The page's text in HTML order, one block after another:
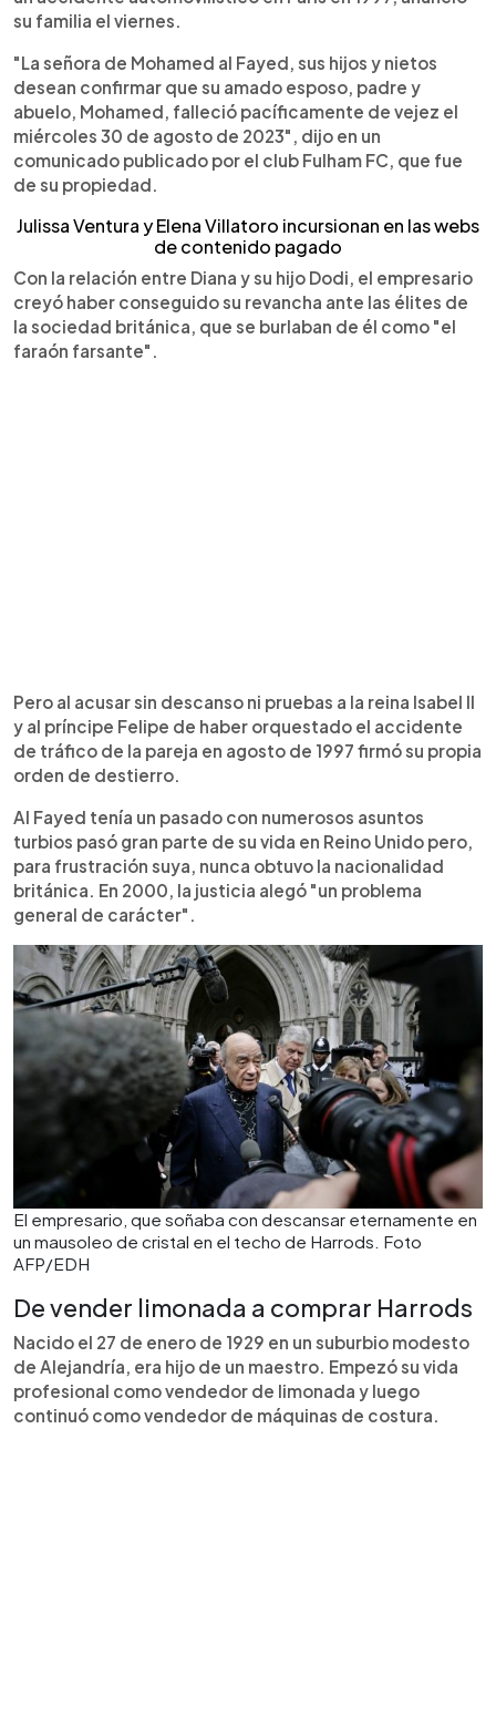
su familia el viernes.
"La señora de Mohamed al Fayed, sus hijos y nietos
desean confirmar que su amado esposo, padre y
abuelo, Mohamed, falleció pacíficamente de vejez el
miércoles 30 de agosto de 2023", dijo en un
comunicado publicado por el club Fulham FC, que fue
de su propiedad.
Julissa Ventura y Elena Villatoro incursionan en las webs
de contenido pagado
Con la relación entre Diana y su hijo Dodi, el empresario
creyó haber conseguido su revancha ante las élites de
la sociedad británica, que se burlaban de él como "el
faraón farsante".
Pero al acusar sin descanso ni pruebas a la reina Isabel II
y al príncipe Felipe de haber orquestado el accidente
de tráfico de la pareja en agosto de 1997 firmó su propia
orden de destierro.
Al Fayed tenía un pasado con numerosos asuntos
turbios pasó gran parte de su vida en Reino Unido pero,
para frustración suya, nunca obtuvo la nacionalidad
británica. En 2000, la justicia alegó "un problema
general de carácter".
El empresario, que soñaba con descansar eternamente en
un mausoleo de cristal en el techo de Harrods. Foto
AFP/EDH
De vender limonada a comprar Harrods
Nacido el 27 de enero de 1929 en un suburbio modesto
de Alejandría, era hijo de un maestro. Empezó su vida
profesional como vendedor de limonada y luego
continuó como vendedor de máquinas de costura.